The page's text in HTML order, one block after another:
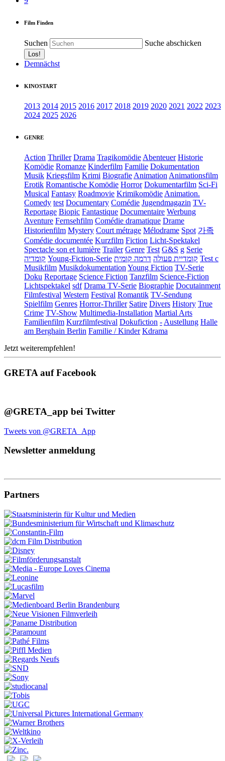
Film Finden
Suchen Suche abschicken
Demnächst
KINOSTART
2013 2014 2015 2016 2017 2018 2019 2020 2021 2022 2023
2024 2025 2026
GENRE
Action Thriller Drama Tragikomödie Abenteuer Historie
Komödie Romanze Kinderfilm Familie Dokumentation
Musik Kriegsfilm Krimi Biografie Animation Animationsfilm
Erotik Romantische Komödie Horror Dokumentarfilm Sci-Fi
Musical Fantasy Roadmovie Krimikomödie Animation.
Comedy test Documentary Comédie Jugendmagazin TV-
Reportage Biopic Fantastique Documentaire Werbung
Aventure Fernsehfilm Comédie dramatique Drame
Historienfilm Mystery Court métrage Mélodrame Spot 가족
Comédie documentée Kurzfilm Fiction Licht-Spektakel
Spectacle son et lumière Trailer Genre Test G&S g Serie
קומדיה Young-Fiction-Serie קומדיית פעולה דרמה קומית
Test c
Musikfilm Musikdokumentation Young Fiction TV-Serie
Doku Reportage Science Fiction Tanzfilm Science-Fiction
Lichtspektakel sdf Drama TV-Serie Biographie Docutainment
Filmfestival Western Festival Romantik TV-Sendung
Spielfilm Genres Horror-Thriller Satire Divers History True
Crime TV-Show Multimedia-Installation Martial Arts
Familienfilm Kurzfilmfestival Dokufiction - Austellung Halle
am Berghain Berlin Familie / Kinder Kdrama
Jetzt weiterempfehlen!
GRETA auf Facebook
@GRETA_app bei Twitter
Tweets von @GRETA_App
Newsletter anmeldung
Partners